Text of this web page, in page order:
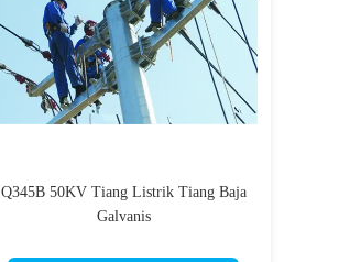
Q345B 50KV Tiang Listrik Tiang Baja
Galvanis